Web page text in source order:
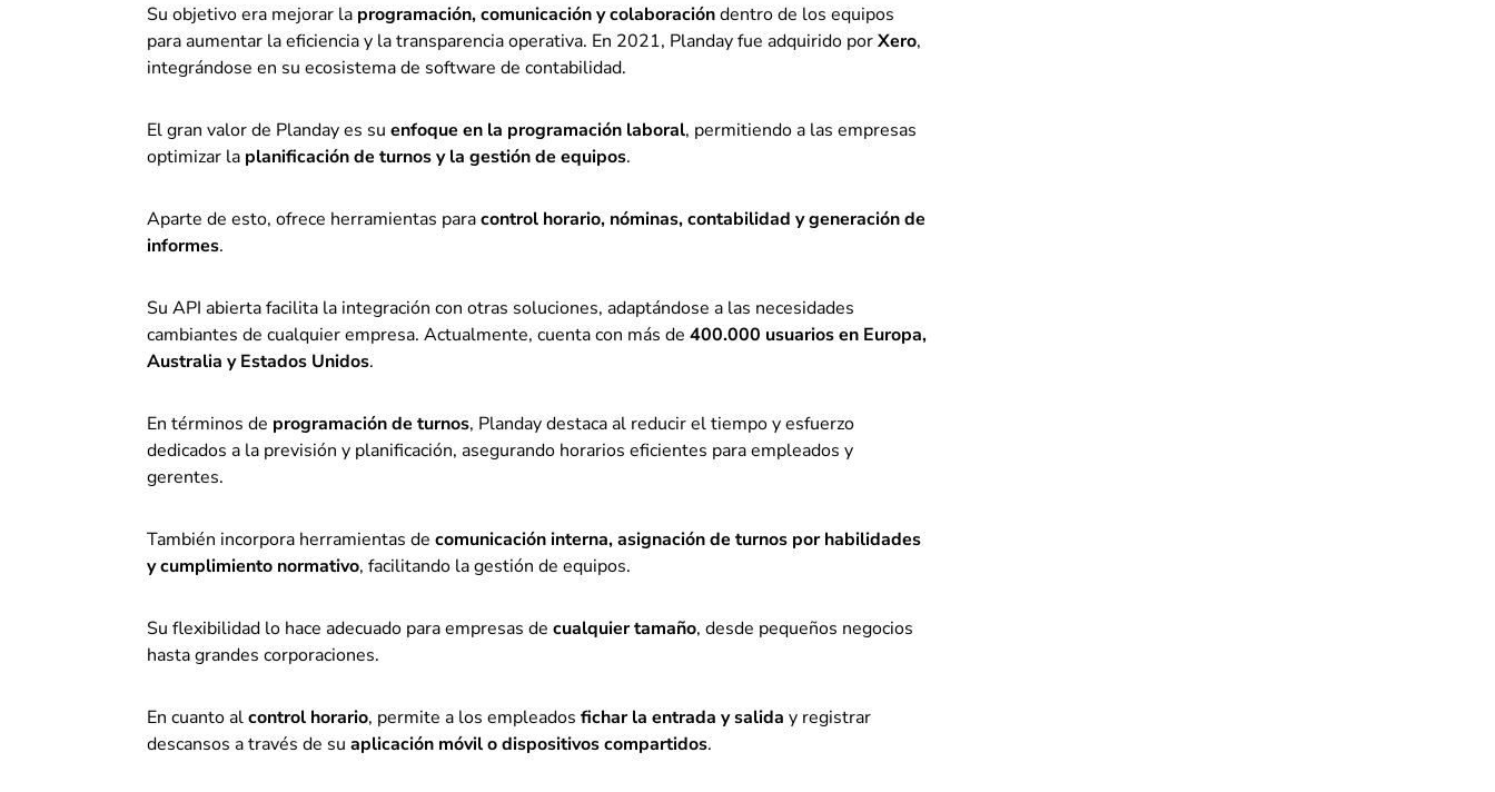
Su objetivo era mejorar la programación, comunicación y colaboracióndentro de los equipos
para aumentar la eficiencia y la transparencia operativa. En 2021, Planday fue adquirido porXero,
integrándose en su ecosistema de software de contabilidad.
El gran valor de Planday es su enfoque en la programación laboral, permitiendo a las empresas
optimizar la planificación de turnos y la gestión de equipos.
Aparte de esto, ofrece herramientas paracontrol horario, nóminas, contabilidad y generación de
informes.
Su API abierta facilita la integración con otras soluciones, adaptándose a las necesidades
cambiantes de cualquier empresa. Actualmente, cuenta con más de 400.000 usuarios en Europa,
Australia y Estados Unidos.
En términos de programación de turnos, Planday destaca al reducir el tiempo y esfuerzo
dedicados a la previsión y planificación, asegurando horarios eficientes para empleados y
gerentes.
También incorpora herramientas de comunicación interna, asignación de turnos por habilidades
y cumplimiento normativo, facilitando la gestión de equipos.
Su flexibilidad lo hace adecuado para empresas de cualquier tamaño, desde pequeños negocios
hasta grandes corporaciones.
En cuanto alcontrol horario, permite a los empleados fichar la entrada y salida y registrar
descansos a través de su aplicación móvil o dispositivos compartidos.